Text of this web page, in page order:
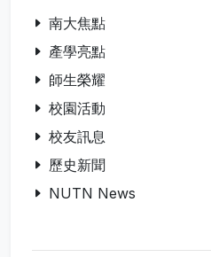
南大焦點
產學亮點
師生榮耀
校園活動
校友訊息
歷史新聞
NUTN News